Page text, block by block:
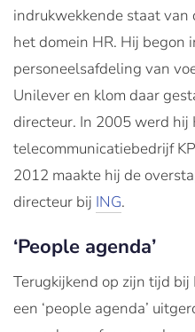
indrukwekkende staat
het domein HR. Hij begon
personeelsafdeling van
Unilever en klom daar
directeur. In 2005 werd hij
telecommunicatiebedrijf
2012 maakte hij de
directeur bij ING.
‘People agenda’
Terugkijkend op zijn tijd
een ‘people agenda’